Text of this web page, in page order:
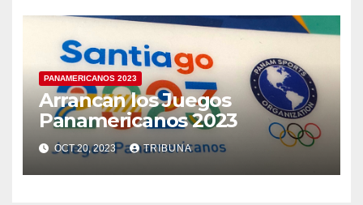
PANAMERICANOS 2023
Arrancan los Juegos
Panamericanos 2023
OCT 20, 2023 TRIBUNA